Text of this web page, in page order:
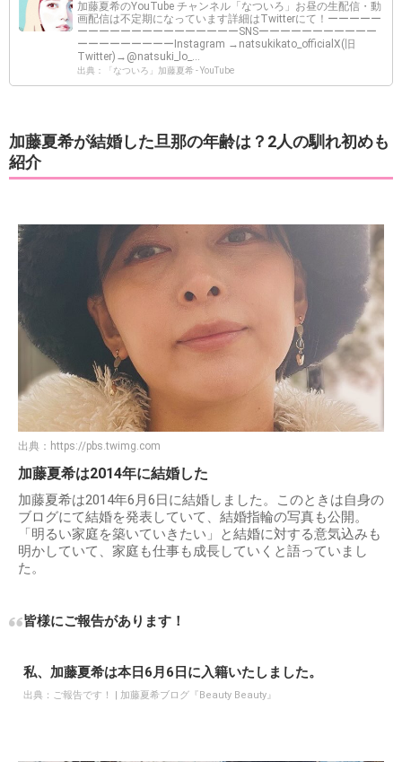
加藤夏希のYouTube チャンネル「なついろ」お昼の生配信・動
画配信は不定期になっています詳細はTwitterにて！ーーーーー
ーーーーーーーーーーーーーーーSNSーーーーーーーーーーー
ーーーーーーーーーInstagram →natsukikato_officialX(旧
Twitter)→@natsuki_lo_...
出典：「なついろ」加藤夏希 - YouTube
加藤夏希が結婚した旦那の年齢は？2人の馴れ初めも
紹介
出典： https://pbs.twimg.com
加藤夏希は2014年に結婚した
加藤夏希は2014年6月6日に結婚しました。このときは自身の
ブログにて結婚を発表していて、結婚指輪の写真も公開。
「明るい家庭を築いていきたい」と結婚に対する意気込みも
明かしていて、家庭も仕事も成長していくと語っていまし
た。
皆様にご報告があります！
私、加藤夏希は本日6月6日に入籍いたしました。
出典： ご報告です！ | 加藤夏希ブログ『Beauty Beauty』